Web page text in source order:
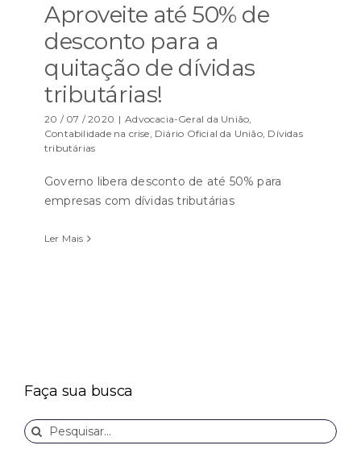
Aproveite até 50% de
desconto para a
quitação de dívidas
tributárias!
20 / 07 / 2020 | Advocacia-Geral da União,
Contabilidade na crise, Diário Oficial da União, Dívidas
tributárias
Governo libera desconto de até 50% para
empresas com dívidas tributárias
Ler Mais
Faça sua busca
Buscar
resultados